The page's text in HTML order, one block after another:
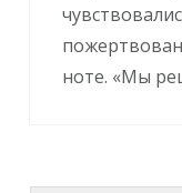
ноте. «Мы